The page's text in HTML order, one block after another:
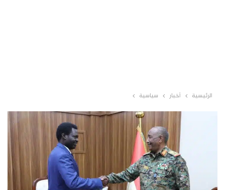
الرئيسية أخبار سياسية